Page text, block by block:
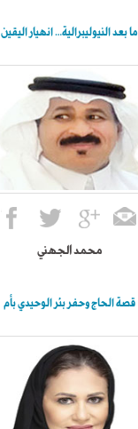
ما بعد النيوليبرالية… انهيار اليقين
محمد الجهني
قصة الحاج وحفر بئر الوحيدي بأم